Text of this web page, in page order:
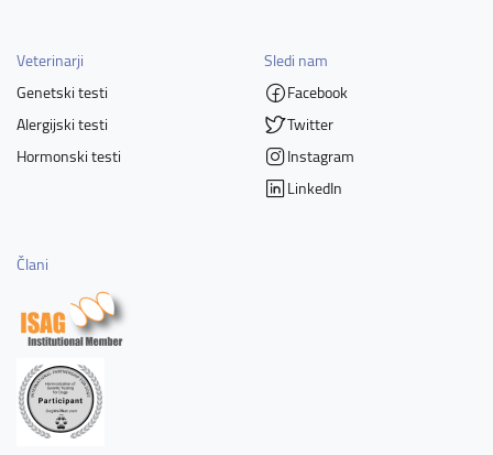
Veterinarji
Genetski testi
Alergijski testi
Hormonski testi
Sledi nam
Facebook
Twitter
Instagram
LinkedIn
Člani